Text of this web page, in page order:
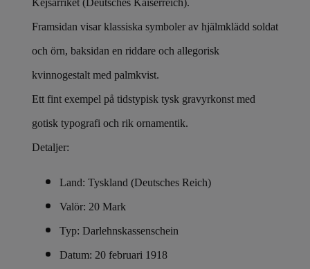
Framsidan visar klassiska symboler av hjälmklädd soldat
och örn, baksidan en riddare och allegorisk
kvinnogestalt med palmkvist.
Ett fint exempel på tidstypisk tysk gravyrkonst med
gotisk typografi och rik ornamentik.
Detaljer:
Land: Tyskland (Deutsches Reich)
Valör: 20 Mark
Typ: Darlehnskassenschein
Datum: 20 februari 1918